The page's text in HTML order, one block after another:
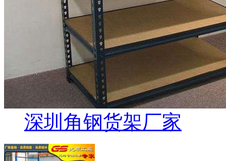
深圳角钢货架厂家